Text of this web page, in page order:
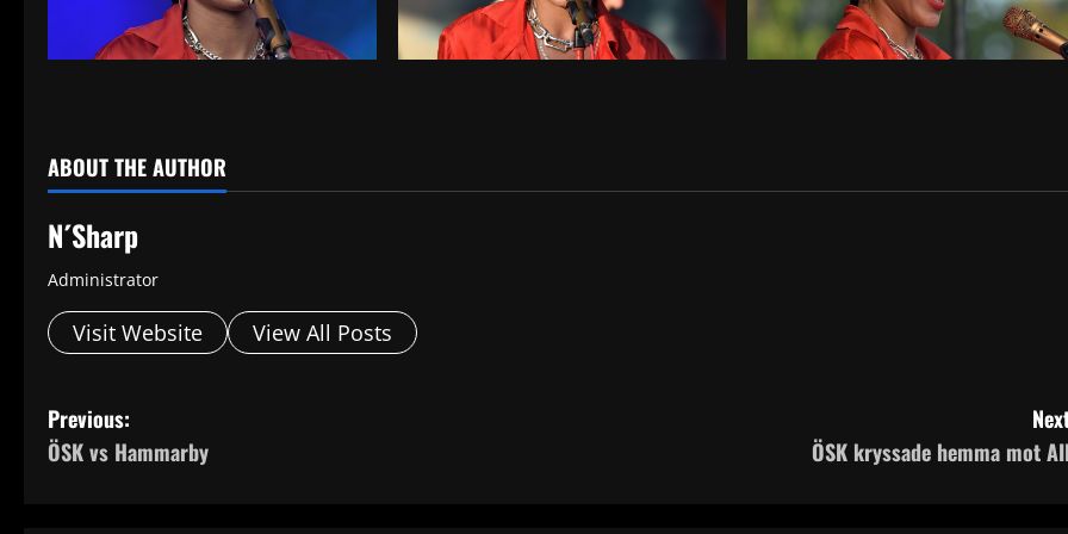
ABOUT THE AUTHOR
N´Sharp
Administrator
Visit Website View All Posts
P
o
Previous:
ÖSK vs Hammarby
ÖSK kryssade hemma mot